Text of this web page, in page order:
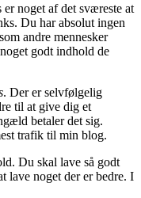
noget af det sværeste at
Du har absolut ingen
andre mennesker
godt indhold de
. Der er selvfølgelig
til at give dig et
betaler det sig.
trafik til min blog.
Du skal lave så godt
lave noget der er bedre. I